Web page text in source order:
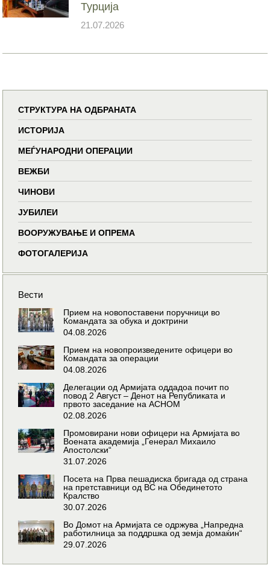
Турција
21.07.2026
СТРУКТУРА НА ОДБРАНАТА
ИСТОРИЈА
МЕЃУНАРОДНИ ОПЕРАЦИИ
ВЕЖБИ
ЧИНОВИ
ЈУБИЛЕИ
ВООРУЖУВАЊЕ И ОПРЕМА
ФОТОГАЛЕРИЈА
Вести
Прием на новопоставени поручници во
Командата за обука и доктрини
04.08.2026
Прием на новопроизведените офицери во
Командата за операции
04.08.2026
Делегации од Армијата оддадоа почит по
повод 2 Август – Денот на Републиката и
првото заседание на АСНОМ
02.08.2026
Промовирани нови офицери на Армијата во
Воената академија „Генерал Михаило
Апостолски“
31.07.2026
Посета на Прва пешадиска бригада од страна
на претставници од ВС на Обединетото
Кралство
30.07.2026
Во Домот на Армијата се одржува „Напредна
работилница за поддршка од земја домаќин“
29.07.2026